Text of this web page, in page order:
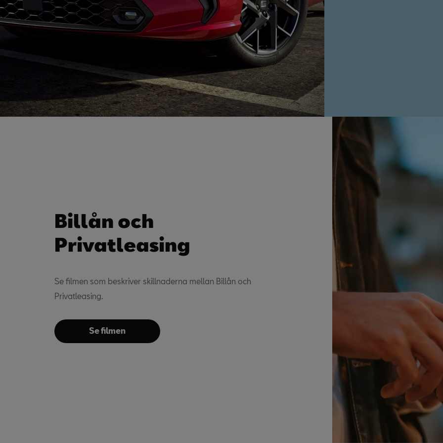
Billån och
Privatleasing
Se filmen som beskriver skillnaderna mellan Billån och
Privatleasing.
Se filmen